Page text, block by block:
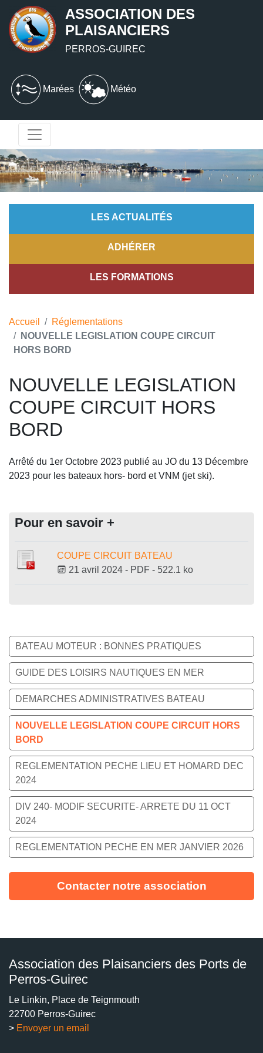
ASSOCIATION DES
PLAISANCIERS
PERROS-GUIREC
Marées Météo
LES ACTUALITÉS
ADHÉRER
LES FORMATIONS
Accueil
Réglementations
NOUVELLE LEGISLATION COUPE CIRCUIT
HORS BORD
NOUVELLE LEGISLATION
COUPE CIRCUIT HORS
BORD
Arrêté du 1er Octobre 2023 publié au JO du 13 Décembre
2023 pour les bateaux hors- bord et VNM (jet ski).
Pour en savoir +
COUPE CIRCUIT BATEAU
21 avril 2024 - PDF - 522.1 ko
BATEAU MOTEUR : BONNES PRATIQUES
GUIDE DES LOISIRS NAUTIQUES EN MER
DEMARCHES ADMINISTRATIVES BATEAU
NOUVELLE LEGISLATION COUPE CIRCUIT HORS
BORD
REGLEMENTATION PECHE LIEU ET HOMARD DEC
2024
DIV 240- MODIF SECURITE- ARRETE DU 11 OCT
2024
REGLEMENTATION PECHE EN MER JANVIER 2026
Contacter notre association
Association des Plaisanciers des Ports de
Perros-Guirec
Le Linkin, Place de Teignmouth
22700 Perros-Guirec
> Envoyer un email